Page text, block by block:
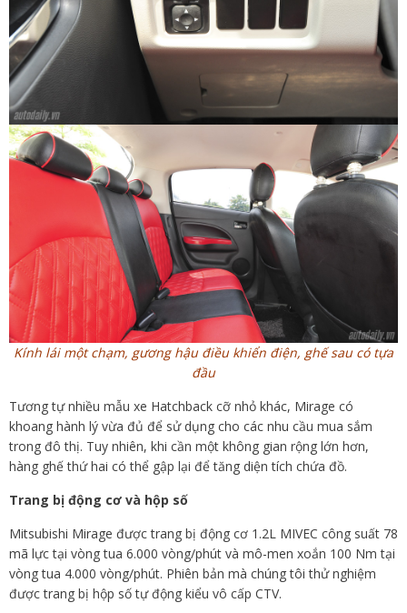
Kính lái một chạm, gương hậu điều khiển điện, ghế sau có tựa
đầu
Tương tự nhiều mẫu xe Hatchback cỡ nhỏ khác, Mirage có
khoang hành lý vừa đủ để sử dụng cho các nhu cầu mua sắm
trong đô thị. Tuy nhiên, khi cần một không gian rộng lớn hơn,
hàng ghế thứ hai có thể gập lại để tăng diện tích chứa đồ.
Trang bị động cơ và hộp số
Mitsubishi Mirage được trang bị động cơ 1.2L MIVEC công suất 78
mã lực tại vòng tua 6.000 vòng/phút và mô-men xoắn 100 Nm tại
vòng tua 4.000 vòng/phút. Phiên bản mà chúng tôi thử nghiệm
được trang bị hộp số tự động kiểu vô cấp CTV.